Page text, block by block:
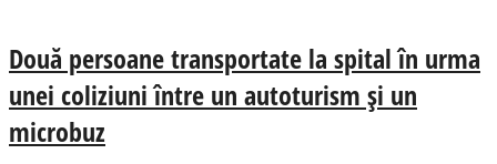
Două persoane transportate la spital în urma
unei coliziuni între un autoturism și un
microbuz